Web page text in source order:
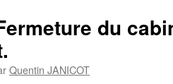
restent
le
du
Quentin JANICOT